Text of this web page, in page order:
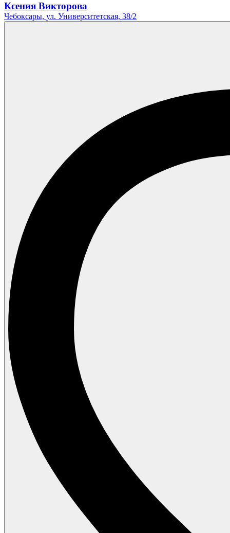
Ксения Викторова
Чебоксары, ул. Университетская, 38/2